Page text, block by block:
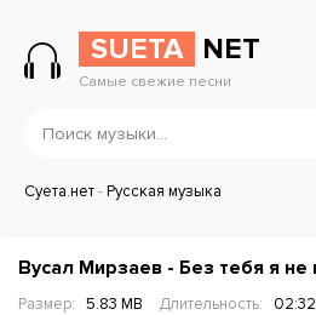
SUETA NET
Самые свежие песни
Суета.нет-Русская музыка
Вусал Мирзаев - Без тебя я не
Размер: 5.83 MB Длительность: 02:32